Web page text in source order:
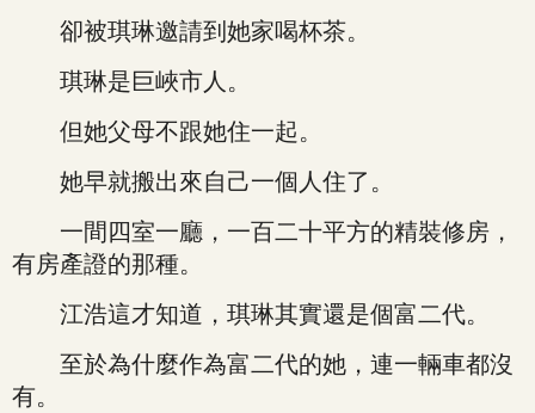
卻被琪琳邀請到她家喝杯茶。
琪琳是巨峽市人。
但她父母不跟她住一起。
她早就搬出來自己一個人住了。
一間四室一廳，一百二十平方的精裝修房，
有房產證的那種。
江浩這才知道，琪琳其實還是個富二代。
至於為什麼作為富二代的她，連一輛車都沒
有。